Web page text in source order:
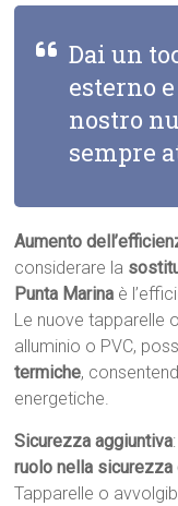
Dai un
esterno
nostro
sempre
Aumento
considerare la
Punta Marina è
Le nuove tapparelle
alluminio o PVC,
termiche,
energetiche.
Sicurezza aggiuntiva
ruolo nella sicurezza
Tapparelle o